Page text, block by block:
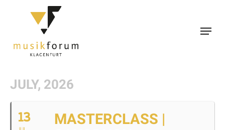
content
Menu
JULY, 2026
13
MASTERCLASS |